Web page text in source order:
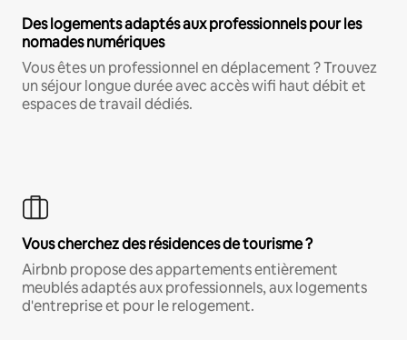
Des logements adaptés aux professionnels pour les
nomades numériques
Vous êtes un professionnel en déplacement ? Trouvez
un séjour longue durée avec accès wifi haut débit et
espaces de travail dédiés.
Vous cherchez des résidences de tourisme ?
Airbnb propose des appartements entièrement
meublés adaptés aux professionnels, aux logements
d'entreprise et pour le relogement.